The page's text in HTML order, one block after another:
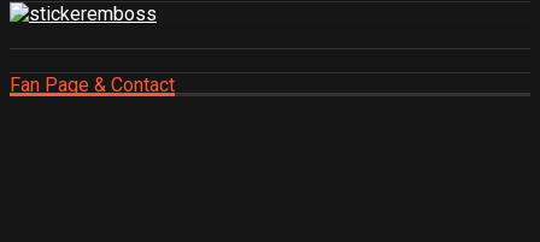
Fan Page & Contact